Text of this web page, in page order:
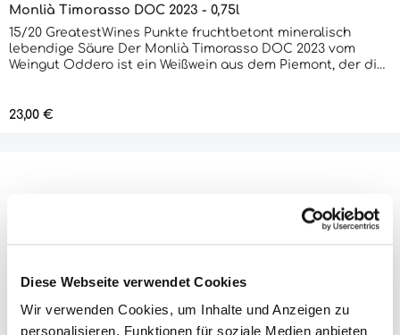
Diese Webseite verwendet Cookies
Wir verwenden Cookies, um Inhalte und Anzeigen zu
personalisieren, Funktionen für soziale Medien anbieten
Monlià Timorasso DOC 2023 - 0,75l
15/20 GreatestWines Punkte fruchtbetont mineralisch
lebendige Säure Der Monlià Timorasso DOC 2023 vom
Weingut Oddero ist ein Weißwein aus dem Piemont, der die
weißen Blüten und einem Hauch von Honig. Am Gaumen
Regulärer Preis:
23,00 €
Produktinformationen "Oddero
Barolo Brunate DOCG 2021 - 0,75l"